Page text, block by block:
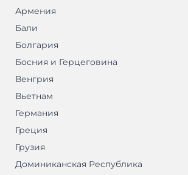
Армения
Бали
Болгария
Босния и Герцеговина
Венгрия
Вьетнам
Германия
Греция
Грузия
Доминиканская Республика